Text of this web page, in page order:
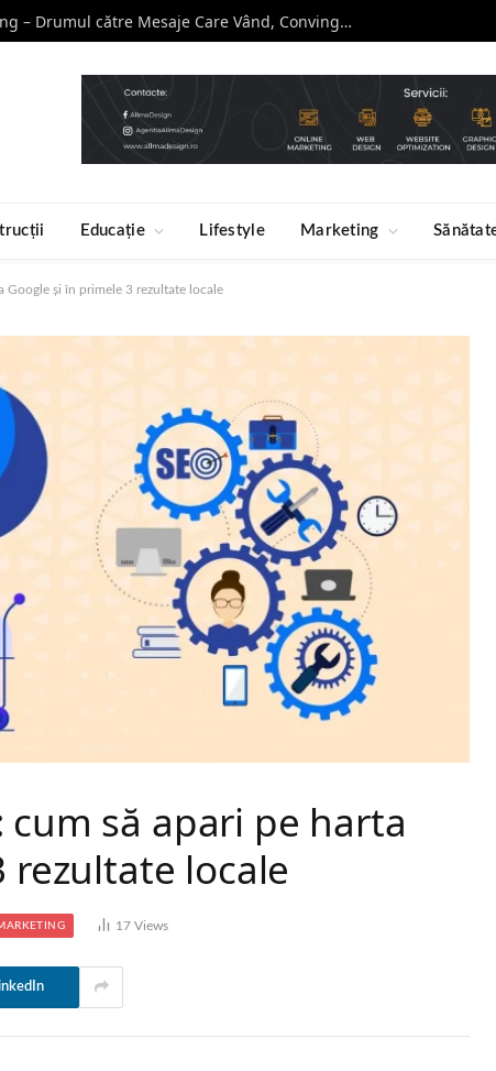
Curs de Copywriting – Drumul către Mesaje Care Vând, Conving și Construiesc Branduri Puternice
Educație Lifestyle Marketing
Google și în primele 3 rezultate locale
cum să apari pe harta
rezultate locale
17Views